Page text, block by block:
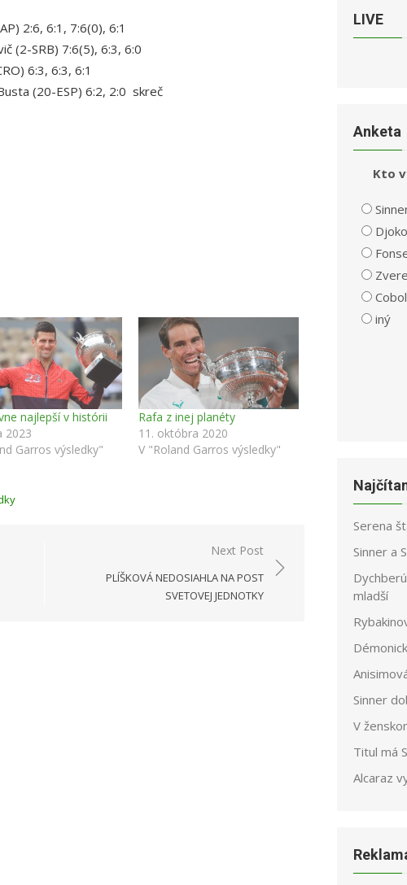
2:6, 6:1, 7:6(0), 6:1
(2-SRB) 7:6(5), 6:3, 6:0
6:3, 6:3, 6:1
(20-ESP) 6:2, 2:0 skreč
najlepší v histórii
2023
Garros výsledky"
Rafa z inej planéty
11. októbra 2020
V "Roland Garros výsledky"
Next Post
PLÍŠKOVÁ NEDOSIAHLA NA POST
SVETOVEJ JEDNOTKY
LIVE
Anketa
Kto
iný
Serena
Sinner a
mladší
Sinner
V
Titul má
Alcaraz